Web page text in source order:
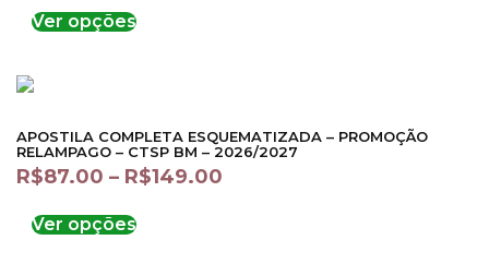
Ver opções
APOSTILA COMPLETA ESQUEMATIZADA – PROMOÇÃO
RELAMPAGO – CTSP BM – 2026/2027
R$87.00 – R$149.00
Ver opções